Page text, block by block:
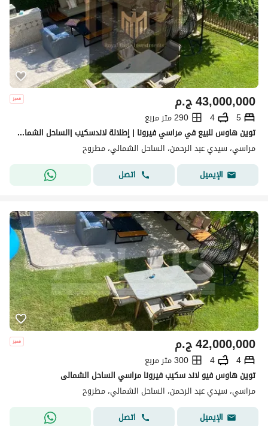
ج.م43,000,000
5
4
290 متر مربع
توين هاوس للبيع في مراسي فيرونا | إطلالة لاندسكيب |الساحل الشمالي | سيدي عبدالرحمن
مراسي، سيدي عبد الرحمن، الساحل الشمالي، مطروح
الإيميل
اتصل
ج.م42,000,000
4
4
300 متر مربع
توين هاوس فيو لاند سكيب فيرونا مراسي الساحل الشمالى
مراسي، سيدي عبد الرحمن، الساحل الشمالي، مطروح
الإيميل
اتصل